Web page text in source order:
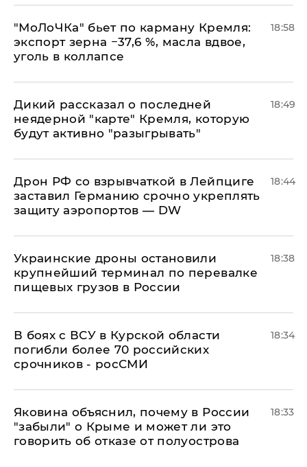
​"МоЛоЧКа" бьет по карману Кремля:
экспорт зерна −37,6 %, масла вдвое,
уголь в коллапсе
18:58
Дикий рассказал о последней
неядерной "карте" Кремля, которую
будут активно "разыгрывать"
18:49
​Дрон РФ со взрывчаткой в Лейпциге
заставил Германию срочно укреплять
защиту аэропортов — DW
18:44
Украинские дроны остановили
крупнейший терминал по перевалке
пищевых грузов в России
18:38
В боях с ВСУ в Курской области
погибли более 70 российских
срочников - росСМИ
18:34
Яковина объяснил, почему в России
"забыли" о Крыме и может ли это
говорить об отказе от полуострова
18:33